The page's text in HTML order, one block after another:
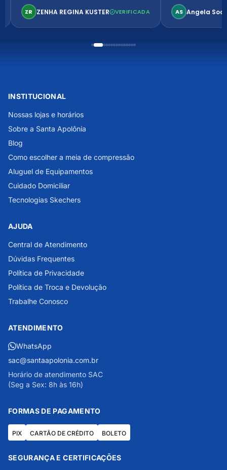
confortável. Perfeito!
ZR ZENHA REGINA KUSTER VERIFICADA AS Angela
INSTITUCIONAL
Nossas lojas e horários
Sobre a Santa Apolônia
Blog
Como escolher a meia de compressão
Aluguel de Equipamentos
Cuidado Domiciliar
Tecnologias Skechers
AJUDA
Central de Atendimento
Dúvidas Frequentes
Política de Privacidade
Política de Troca e Devolução
Trabalhe Conosco
ATENDIMENTO
WhatsApp
sac@santaapolonia.com.br
Horário de atendimento SAC
(Seg a Sex: 8h às 16h)
FORMAS DE PAGAMENTO
PIX CARTÃO DE CRÉDITO BOLETO
SEGURANÇA E CERTIFICAÇÕES